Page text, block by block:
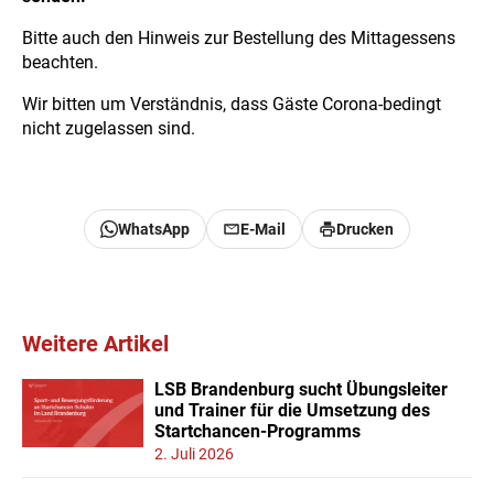
Bitte auch den Hinweis zur Bestellung des Mittagessens
beachten.
Wir bitten um Verständnis, dass Gäste Corona-bedingt
nicht zugelassen sind.
WhatsApp E-Mail Drucken
Weitere Artikel
LSB Brandenburg sucht Übungsleiter
und Trainer für die Umsetzung des
Startchancen-Programms
2. Juli 2026